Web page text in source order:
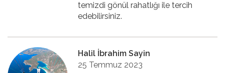
temizdi gönül rahatlığı ile tercih
edebilirsiniz.
Halil İbrahim Sayin
25 Temmuz 2023